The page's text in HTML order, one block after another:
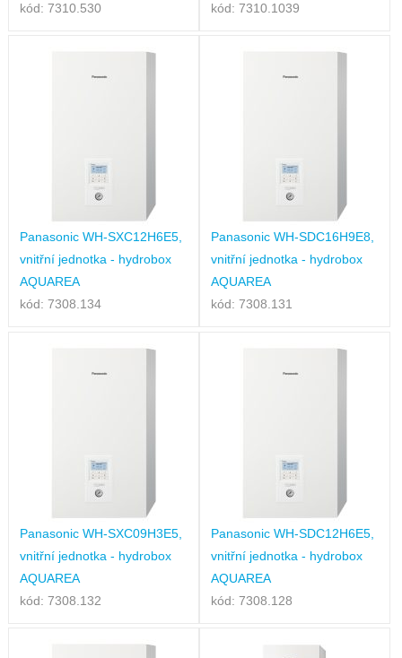
kód: 7310.530
kód: 7310.1039
Panasonic WH-SXC12H6E5,
vnitřní jednotka - hydrobox
AQUAREA
kód: 7308.134
Panasonic WH-SDC16H9E8,
vnitřní jednotka - hydrobox
AQUAREA
kód: 7308.131
Panasonic WH-SXC09H3E5,
vnitřní jednotka - hydrobox
AQUAREA
kód: 7308.132
Panasonic WH-SDC12H6E5,
vnitřní jednotka - hydrobox
AQUAREA
kód: 7308.128